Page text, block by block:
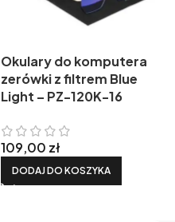
Okulary do komputera
zerówki z filtrem Blue
Light – PZ-120K-16
109,00 zł
DODAJ DO KOSZYKA